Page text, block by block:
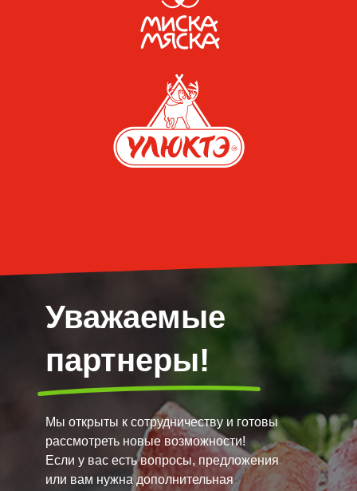
Мы открыты к сотрудничеству и готовы
рассмотреть новые возможности!
Если у вас есть вопросы, предложения
или вам нужна дополнительная
партнеры!
Уважаемые